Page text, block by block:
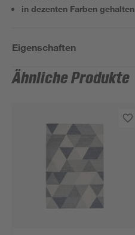
in dezenten Farben gehalten
Eigenschaften
Ähnliche Produkte